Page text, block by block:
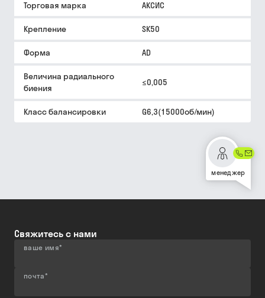
Торговая марка АКСИС
Крепление SK50
Форма AD
Величина радиального
биения
≤0,005
Класс балансировки G6,3(15000об/мин)
менеджер
Свяжитесь с нами
ваше имя*
почта*